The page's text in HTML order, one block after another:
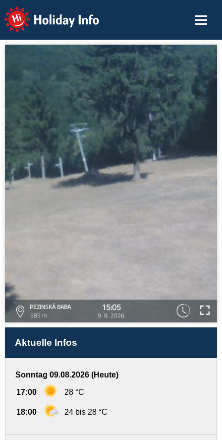
Holiday Info
PEZINSKÁ BABA
585 m
15:05
9. 8. 2026
Aktuelle Infos
Sonntag 09.08.2026 (Heute)
17:00 28 °C
18:00 24 bis 28 °C